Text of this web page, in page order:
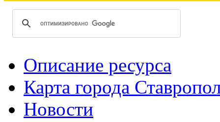
Описание ресурса
Карта города
Новости